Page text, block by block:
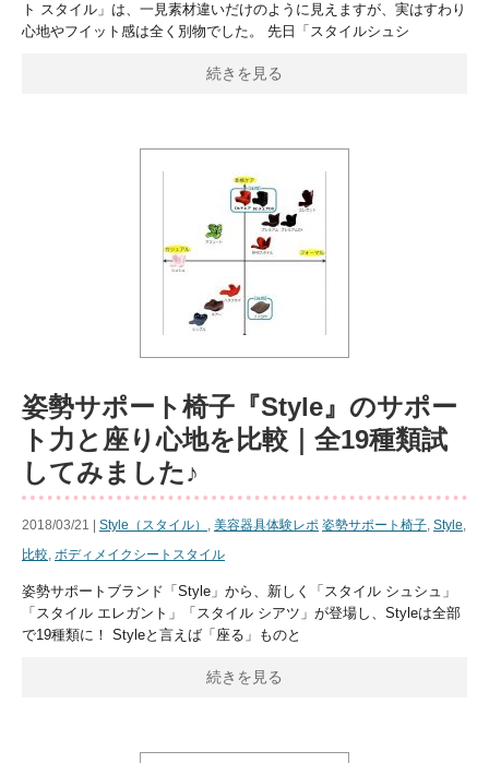
ト スタイル」は、一見素材違いだけのように見えますが、実はすわり
心地やフイット感は全く別物でした。 先日「スタイルシュシ
続きを見る
姿勢サポート椅子『Style』のサポー
ト力と座り心地を比較｜全19種類試
してみました♪
2018/03/21 | Style（スタイル） , 美容器具体験レポ 姿勢サポート椅子, Style,
比較, ボディメイクシートスタイル
姿勢サポートブランド「Style」から、新しく「スタイル シュシュ」
「スタイル エレガント」「スタイル シアツ」が登場し、Styleは全部
で19種類に！ Styleと言えば「座る」ものと
続きを見る